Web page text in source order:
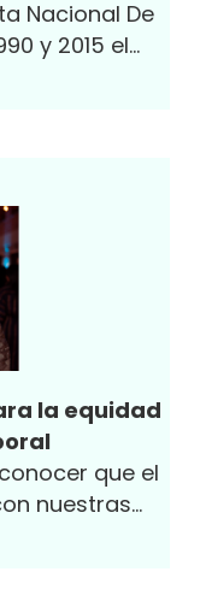
Nacional De
y 2015 el
la equidad
que el
nuestras